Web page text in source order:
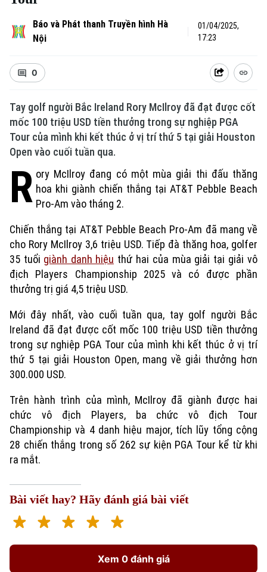
Báo và Phát thanh Truyền hình Hà
Nội
01/04/2025,
17:23
0
Tay golf người Bắc Ireland Rory McIlroy đã đạt được cốt
mốc 100 triệu USD tiền thưởng trong sự nghiệp PGA
Tour của mình khi kết thúc ở vị trí thứ 5 tại giải Houston
Open vào cuối tuần qua.
R ory McIlroy đang có một mùa giải thi đấu thăng
hoa khi giành chiến thắng tại AT&T Pebble Beach
Pro-Am vào tháng 2.
Chiến thắng tại AT&T Pebble Beach Pro-Am đã mang về
cho Rory McIlroy 3,6 triệu USD. Tiếp đà thăng hoa, golfer
35 tuổi giành danh hiệu thứ hai của mùa giải tại giải vô
địch Players Championship 2025 và có được phần
thưởng trị giá 4,5 triệu USD.
Mới đây nhất, vào cuối tuần qua, tay golf người Bắc
Ireland đã đạt được cốt mốc 100 triệu USD tiền thưởng
trong sự nghiệp PGA Tour của mình khi kết thúc ở vị trí
thứ 5 tại giải Houston Open, mang về giải thưởng hơn
300.000 USD.
Trên hành trình của mình, McIlroy đã giành được hai
chức vô địch Players, ba chức vô địch Tour
Championship và 4 danh hiệu major, tích lũy tổng cộng
28 chiến thắng trong số 262 sự kiện PGA Tour kể từ khi
ra mắt.
Bài viết hay? Hãy đánh giá bài viết
Xem 0 đánh giá